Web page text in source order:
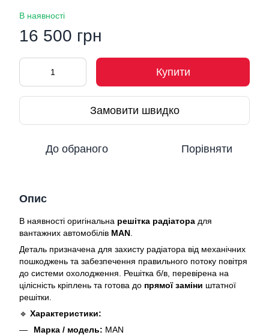
В наявності
16 500 грн
Купити
Замовити швидко
До обраного Порівняти
Опис
В наявності оригінальна решітка радіатора для
вантажних автомобілів MAN
Деталь призначена для захисту радіатора від механічних
пошкоджень та забезпечення правильного потоку повітря
до системи охолодження. Решітка б/в, перевірена на
цілісність кріплень та готова до прямої заміни штатної
решітки.
🔹 Характеристики:
Марка / модель: MAN